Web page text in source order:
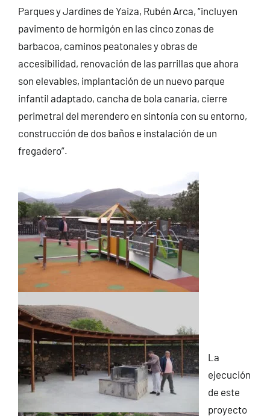
Parques y Jardines de Yaiza, Rubén Arca, “incluyen
pavimento de hormigón en las cinco zonas de
barbacoa, caminos peatonales y obras de
accesibilidad, renovación de las parrillas que ahora
son elevables, implantación de un nuevo parque
infantil adaptado, cancha de bola canaria, cierre
perimetral del merendero en sintonía con su entorno,
construcción de dos baños e instalación de un
fregadero”.
La
ejecución
de este
proyecto